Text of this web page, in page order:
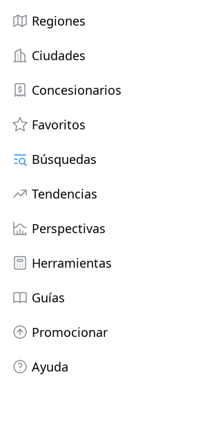
Regiones
Ciudades
Concesionarios
Favoritos
Búsquedas
Tendencias
Perspectivas
Herramientas
Guías
Promocionar
Ayuda